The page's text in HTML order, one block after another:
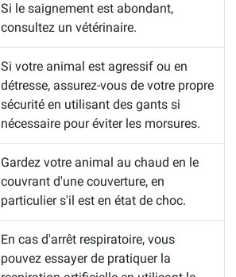
Si le saignement est abondant,
consultez un vétérinaire.
Si votre animal est agressif ou en
détresse, assurez-vous de votre propre
sécurité en utilisant des gants si
nécessaire pour éviter les morsures.
Gardez votre animal au chaud en le
couvrant d'une couverture, en
particulier s'il est en état de choc.
En cas d'arrêt respiratoire, vous
pouvez essayer de pratiquer la